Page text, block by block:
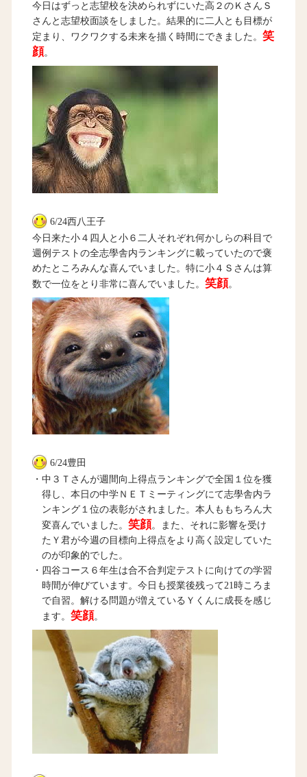
今日はずっと志望校を決められずにいた高２のＫさんＳ
さんと志望校面談をしました。結果的に二人とも目標が
定まり、ワクワクする未来を描く時間にできました。 笑
顔。
6/24西八王子
今日来た小４四人と小６二人それぞれ何かしらの科目で
週例テストの全志學舎内ランキングに載っていたので褒
めたところみんな喜んでいました。特に小４Ｓさんは算
数で一位をとり非常に喜んでいました。 笑顔。
6/24豊田
・中３Ｔさんが週間向上得点ランキングで全国１位を獲
得し、本日の中学ＮＥＴミーティングにて志學舎内ラ
ンキング１位の表彰がされました。本人ももちろん大
変喜んでいました。 笑顔。また、それに影響を受け
たＹ君が今週の目標向上得点をより高く設定していた
のが印象的でした。
・四谷コース６年生は合不合判定テストに向けての学習
時間が伸びています。今日も授業後残って21時ころま
で自習。解ける問題が増えているＹくんに成長を感じ
ます。 笑顔。